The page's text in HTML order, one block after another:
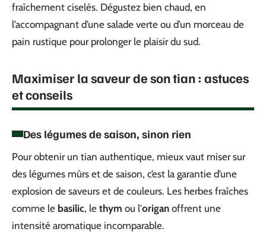
fraîchement ciselés. Dégustez bien chaud, en
l’accompagnant d’une salade verte ou d’un morceau de
pain rustique pour prolonger le plaisir du sud.
Maximiser la saveur de son tian : astuces
et conseils
Des légumes de saison, sinon rien
Pour obtenir un tian authentique, mieux vaut miser sur
des légumes mûrs et de saison, c’est la garantie d’une
explosion de saveurs et de couleurs. Les herbes fraîches
comme le basilic, le thym ou l’origan offrent une
intensité aromatique incomparable.